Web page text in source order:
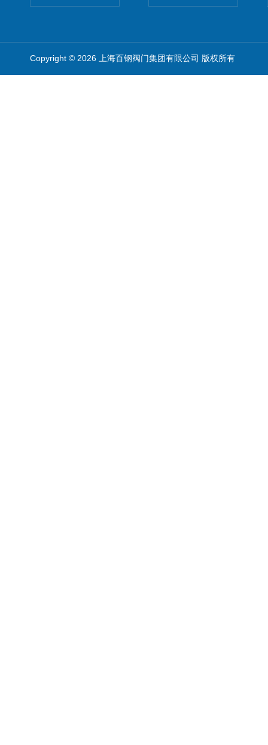
Copyright © 2026 上海百钢阀门集团有限公司 版权所有